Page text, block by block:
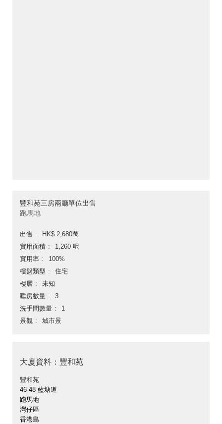
豐和苑三房兩廳單位出售
跑馬地
出售
HK$ 2,680萬
實用面積
1,260 呎
實用率
100%
樓盤類型
住宅
樓層
未知
睡房數量
3
洗手間數量
1
景觀
城市景
大廈資料：豐和苑
豐和苑
46-48 藍塘道
跑馬地
灣仔區
香港島